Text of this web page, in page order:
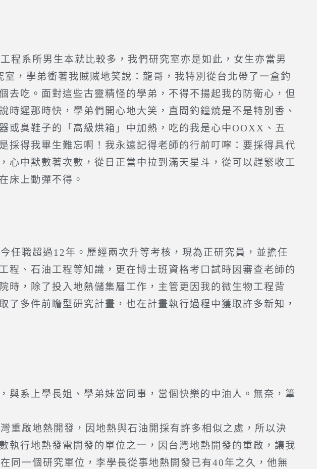
程系所男生本就比較多，我們研究室亦是如此，女生亦當男
，學弟衝著我賊賊地笑說：龍哥，我特別從台北帶了一盒釣
去吃。面對這些古靈精怪的學弟，不得不揚起我的防衛心，但
遲那時快，學弟們開心地大笑，直問釣鐘燒是不是特別香、
或臭鞋子的「高級烘箱」中加熱，吃的我是心中OOXX、五
採得我畢生難忘啊！我永遠記得老師的行前叮嚀：要採得具代
心中默數著次數，從日正當中拉到滿天星斗，從可以趕緊收工
床上動彈不得。
任職超過12年。歷經兩次升等考核，現為正研究員，並擔任
程、石油工程等知識，更在博士班資格考口試時因審查老師的
時，除了投入地熱儲集層工作，主管更因我的微生物工程背
多件前瞻型研究計畫，也在計畫執行過程中獲取許多新知，
與系上學長姐、學弟妹當同事，當個快樂的中油人。無奈，筆
重啟地熱開發，因地熱與石油開採有許多相似之處，所以決
執行地熱發電開發的單位之一，因台灣地熱開發的重啟，讓我
同一個研究單位，李學長從事地熱開發已有40年之久，他無